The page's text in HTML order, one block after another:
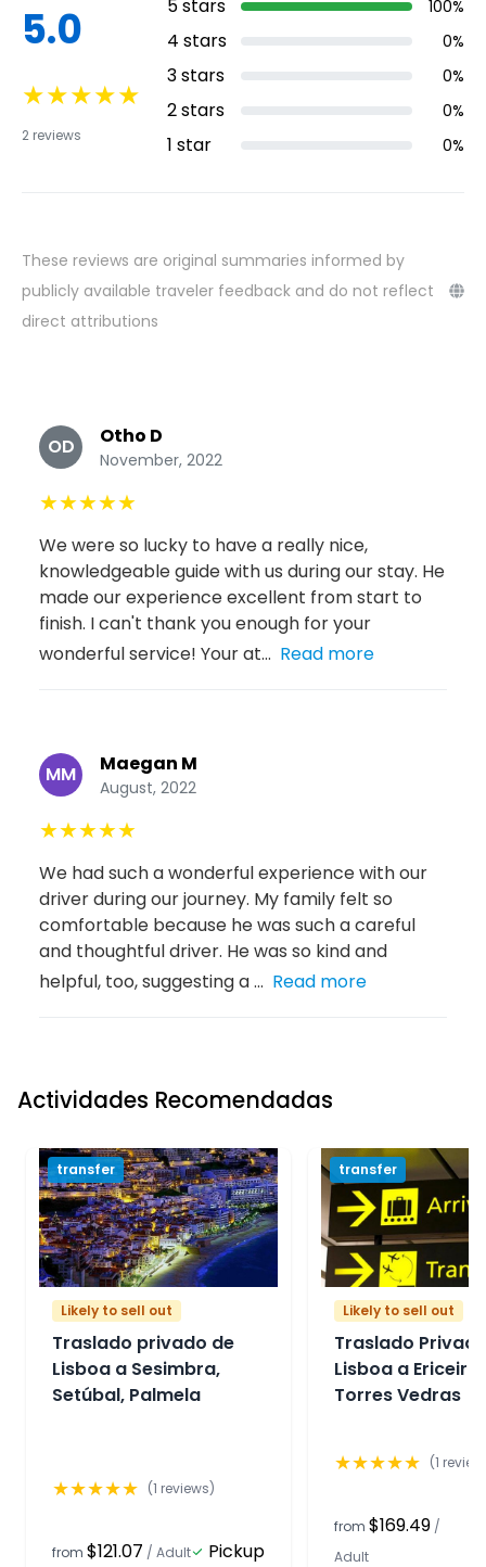
5.0
★★★★★
2 reviews
5stars 100%
4 stars 0%
3stars 0%
2stars 0%
1 star 0%
These reviews are original summaries informed by
publicly available traveler feedback and do not reflect
direct attributions
OD Otho D
November, 2022
★★★★★
We were so lucky to have a really nice,
knowledgeable guide with us during our stay. He
made our experience excellent from start to
finish. I can't thank you enough for your
wonderful service! Your at... Read more
MM Maegan M
August, 2022
★★★★★
We had such a wonderful experience with our
driver during our journey. My family felt so
comfortable because he was such a careful
and thoughtful driver. He was so kind and
helpful, too, suggesting a ... Read more
Actividades Recomendadas
transfer
Likely to sell out
Traslado privado de
Lisboa a Sesimbra,
Setúbal, Palmela
★★★★★ (1 reviews)
from $121.07 / Adult Pickup
transfer
Likely to sell out
Traslado
Lisboa a
Torres Vedras
★★★★★ (1
from $169.49 /
Adult